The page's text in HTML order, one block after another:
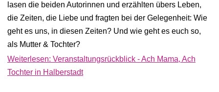
lasen die beiden Autorinnen und erzählten übers Leben,
die Zeiten, die Liebe und fragten bei der Gelegenheit: Wie
geht es uns, in diesen Zeiten? Und wie geht es euch so,
als Mutter & Tochter?
Weiterlesen: Veranstaltungsrückblick - Ach Mama, Ach
Tochter in Halberstadt